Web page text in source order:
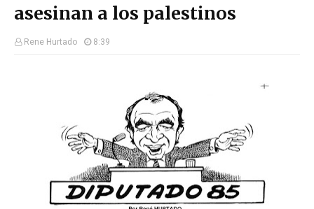
asesinan a los palestinos
Rene Hurtado 8:39